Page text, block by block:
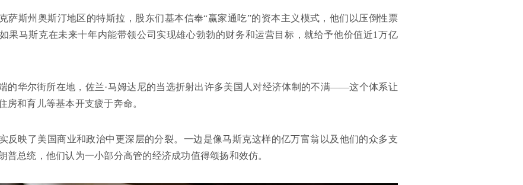
萨斯州奥斯汀地区的特斯拉，股东们基本信奉“赢家通吃”的资本主义模式，他们以压倒性票
果马斯克在未来十年内能带领公司实现雄心勃勃的财务和运营目标，就给予他价值近1万亿
的华尔街所在地，佐兰·马姆达尼的当选折射出许多美国人对经济体制的不满——这个体系让
房和育儿等基本开支疲于奔命。
反映了美国商业和政治中更深层的分裂。一边是像马斯克这样的亿万富翁以及他们的众多支
普总统，他们认为一小部分高管的经济成功值得颂扬和效仿。